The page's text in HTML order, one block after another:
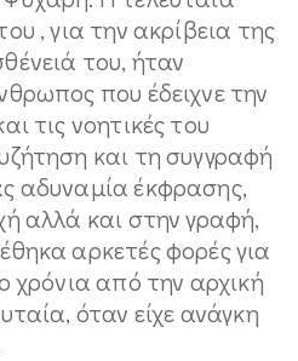
, για την ακρίβεια της
του, ήταν
που έδειχνε την
τις νοητικές του
και τη συγγραφή
αδυναμία έκφρασης,
αλλά και στην γραφή,
αρκετές φορές για
χρόνια από την αρχική
όταν είχε ανάγκη